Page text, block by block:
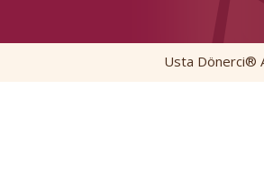
Usta Dönerci®